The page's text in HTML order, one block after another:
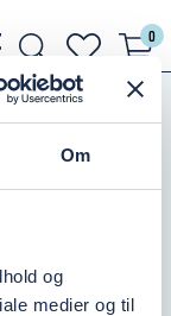
Om
og
medier og til
bars
light
search
light
heart 0
Svejsekobling Han M